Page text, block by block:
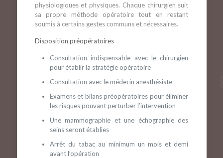
physiologiques et physiques. Chaque chirurgien suit
sa propre méthode opératoire tout en restant
soumis à certains gestes communs et nécessaires.
Disposition préopératoires
Consultation indispensable avec le chirurgien
pour établir la stratégie opératoire
Consultation avec le médecin anesthésiste
Examens et bilans préopératoires pour éliminer
les risques pouvant perturber l’intervention
Une mammographie et une échographie des
seins seront établies
Arrêt du tabac au minimum un mois et demi
avant l’opération